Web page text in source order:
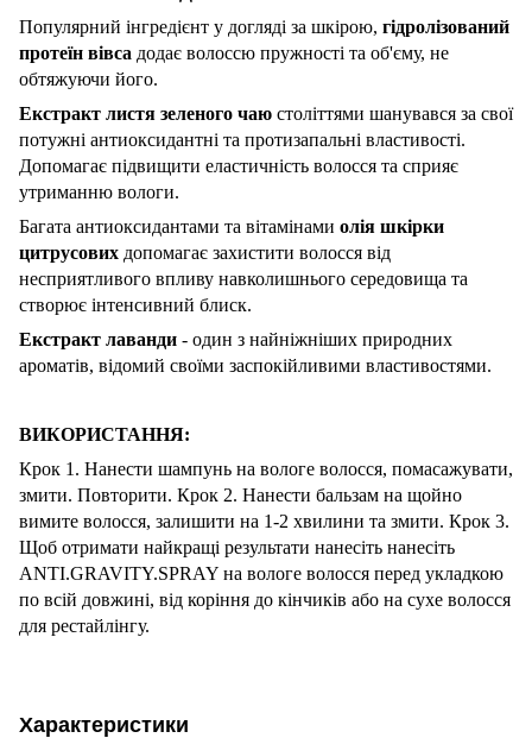
Популярний інгредієнт у догляді за шкірою, гідролізований
протеїн вівса додає волоссю пружності та об'єму, не
обтяжуючи його.
Екстракт листя зеленого чаю століттями шанувався за свої
потужні антиоксидантні та протизапальні властивості.
Допомагає підвищити еластичність волосся та сприяє
утриманню вологи.
Багата антиоксидантами та вітамінами олія шкірки
цитрусових допомагає захистити волосся від
несприятливого впливу навколишнього середовища та
створює інтенсивний блиск.
Екстракт лаванди - один з найніжніших природних
ароматів, відомий своїми заспокійливими властивостями.
ВИКОРИСТАННЯ:
Крок 1. Нанести шампунь на вологе волосся, помасажувати,
змити. Повторити. Крок 2. Нанести бальзам на щойно
вимите волосся, залишити на 1-2 хвилини та змити. Крок 3.
Щоб отримати найкращі результати нанесіть нанесіть
ANTI.GRAVITY.SPRAY на вологе волосся перед укладкою
по всій довжині, від коріння до кінчиків або на сухе волосся
для рестайлінгу.
Характеристики